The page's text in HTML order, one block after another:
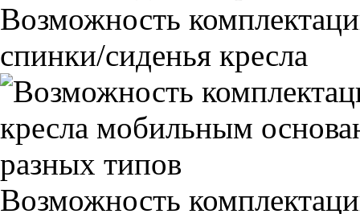
Возможность
спинки/сиденья кресла
Возможность